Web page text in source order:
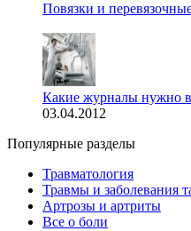
Повязки и
Какие журналы нужно
03.04.2012
Популярные разделы
Травматология
Травмы и заболевания
Артрозы и артриты
Все о боли